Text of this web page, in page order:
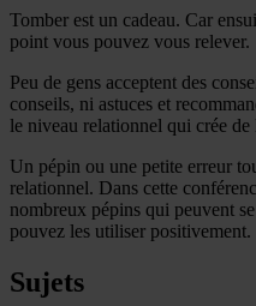
Tomber est un cadeau. Car
point vous pouvez vous relever.
Peu de gens acceptent des
conseils, ni astuces et
le niveau relationnel qui crée
Un pépin ou une petite erreur
relationnel. Dans cette
nombreux pépins qui peuvent
pouvez les utiliser positivement.
Sujets